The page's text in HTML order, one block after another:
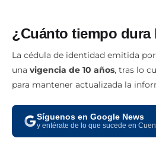
¿Cuánto tiempo dura
La cédula de identidad emitida
una vigencia de 10 años, tras lo
para mantener actualizada la
Síguenos en Google News
y entérate de lo que sucede en